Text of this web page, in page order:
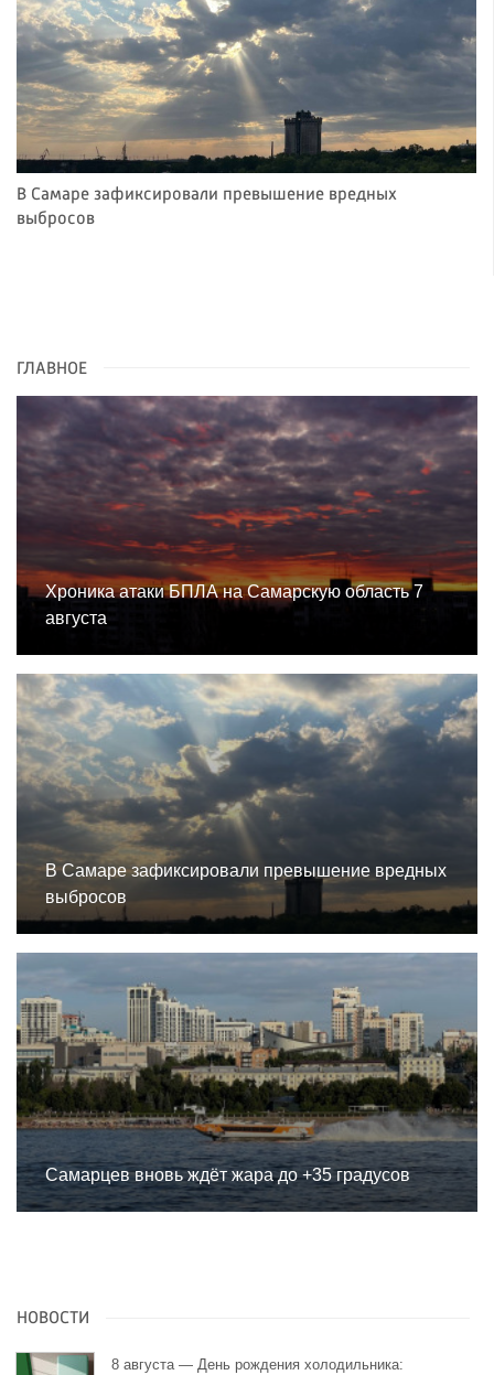
В Самаре зафиксировали превышение вредных
выбросов
ГЛАВНОЕ
Хроника атаки БПЛА на Самарскую область 7
августа
В Самаре зафиксировали превышение вредных
выбросов
Самарцев вновь ждёт жара до +35 градусов
НОВОСТИ
8 августа — День рождения холодильника: